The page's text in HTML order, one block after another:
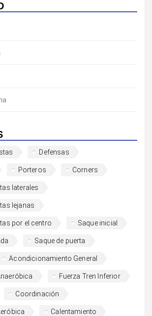
Defensas
Porteros Corners
laterales
lejanas
por el centro Saque inicial
Saque de puerta
Acondicionamiento General
Fuerza Tren Inferior
Coordinación
Calentamiento